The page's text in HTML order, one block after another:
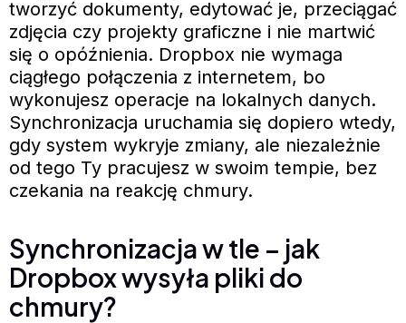
tworzyć dokumenty, edytować je, przeciągać
zdjęcia czy projekty graficzne i nie martwić
się o opóźnienia. Dropbox nie wymaga
ciągłego połączenia z internetem, bo
wykonujesz operacje na lokalnych danych.
Synchronizacja uruchamia się dopiero wtedy,
gdy system wykryje zmiany, ale niezależnie
od tego Ty pracujesz w swoim tempie, bez
czekania na reakcję chmury.
Synchronizacja w tle – jak
Dropbox wysyła pliki do
chmury?